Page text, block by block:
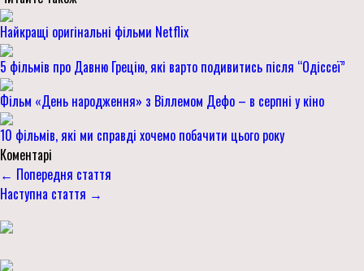
Найкращі оригінальні фільми Netflix
5 фільмів про Давню Грецію, які варто подивитись після “Одіссеї”
Фільм «День народження» з Віллемом Дефо – в серпні у кіно
10 фільмів, які ми справді хочемо побачити цього року
Коментарі
← Попередня стаття
Наступна стаття →